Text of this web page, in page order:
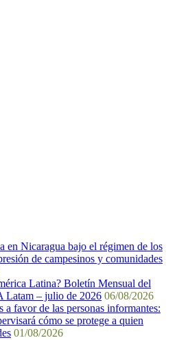
en Nicaragua bajo el régimen de los
de campesinos y comunidades
Latina? Boletín Mensual del
Latam – julio de 2026 06/08/2026
a favor de las personas informantes:
cómo se protege a quien
01/08/2026